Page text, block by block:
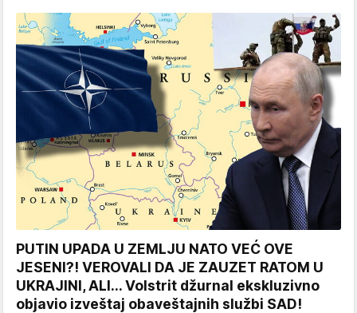
PUTIN UPADA U ZEMLJU NATO VEĆ OVE
JESENI?! VEROVALI DA JE ZAUZET RATOM U
UKRAJINI, ALI... Volstrit džurnal ekskluzivno
objavio izveštaj obaveštajnih službi SAD!